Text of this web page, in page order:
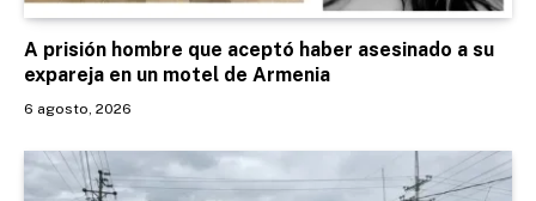
A prisión hombre que aceptó haber asesinado a su
expareja en un motel de Armenia
6 agosto, 2026